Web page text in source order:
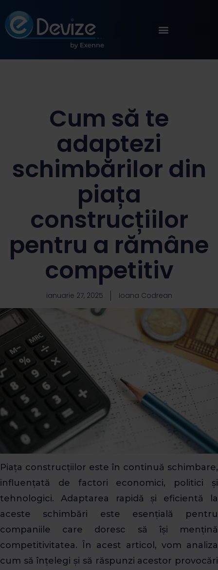
Cum să te
adaptezi
schimbărilor din
piața
construcțiilor
pentru a rămâne
competitiv
ianuarie 27, 2025 Ioana Codrean
Piața construcțiilor este în continuă schimbare,
influențată de factori economici, politici și
tehnologici. Adaptarea rapidă și eficientă la
aceste schimbări este esențială pentru
companiile care doresc să își mențină
competitivitatea. În acest articol, vom analiza
cum să înțelegi și să răspunzi acestor provocări